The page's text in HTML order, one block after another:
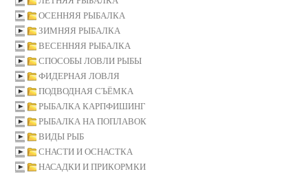
ОСЕННЯЯ РЫБАЛКА
ЗИМНЯЯ РЫБАЛКА
ВЕСЕННЯЯ РЫБАЛКА
СПОСОБЫ ЛОВЛИ РЫБЫ
ФИДЕРНАЯ ЛОВЛЯ
ПОДВОДНАЯ СЪЁМКА
РЫБАЛКА КАРПФИШИНГ
РЫБАЛКА НА ПОПЛАВОК
ВИДЫ РЫБ
СНАСТИ И ОСНАСТКА
НАСАДКИ И ПРИКОРМКИ